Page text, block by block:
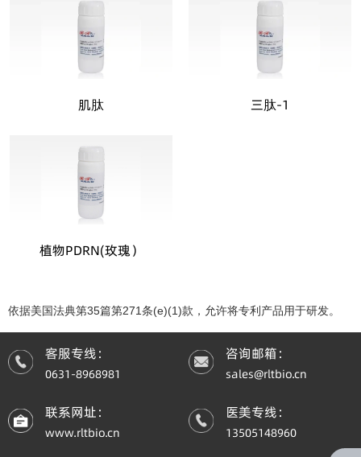
肌肽 三肽-1
植物PDRN(玫瑰）
依据美国法典第35篇第271条(e)(1)款，允许将专利产品用于研发。
客服专线：
0631-8968981
咨询邮箱：
sales@rltbio.cn
联系网址：
www.rltbio.cn
医美专线：
13505148960